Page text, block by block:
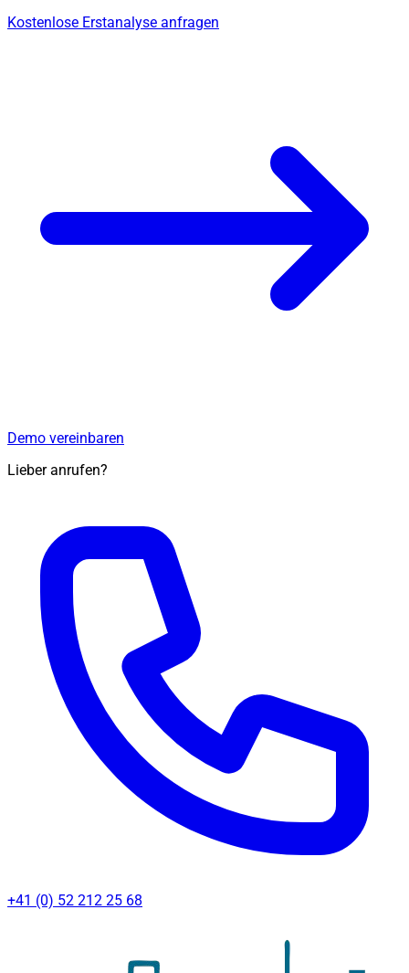
Kostenlose Erstanalyse anfragen
Demo vereinbaren
Lieber anrufen?
+41 (0) 52 212 25 68